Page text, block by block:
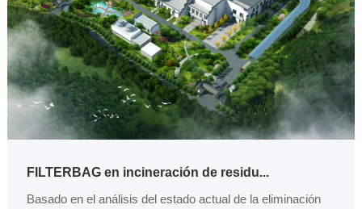
FILTERBAG en incineración de residu...
Basado en el análisis del estado actual de la eliminación